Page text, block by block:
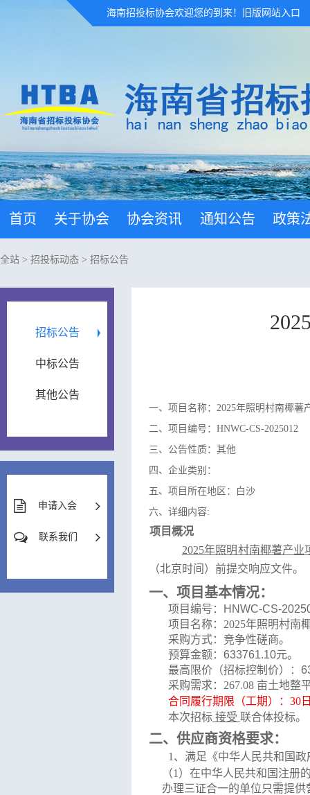
海南招投标协会欢迎您的到来！ 旧版网站入口
首页 关于协会 协会资讯 通知公告 政策
全站 > 招投标动态 > 招标公告
招标公告
中标公告
其他公告
申请入会
联系我们
一、项目名称：2025年照明村南椰薯
二、项目编号：HNWC-CS-2025012
三、公告性质：其他
四、企业类别：
五、项目所在地区：白沙
六、详细内容:
项目概况
2025年照明村南椰薯产业
（北京时间）前提交响应文件。
一、 项目基本情况：
项目编号：
HNWC-CS-
项目名称： 2025年照明村南
采购方式：竞争性磋商。
预算金额： 633761.10元。
最高限价 （招标控制价） ：
采购需求： 267.08 亩土地整
合同履行期限 （工期） ： 30
本次招标 接受 联合体投标。
二、 供应商资格要求：
1 、 满足《中华人民共和国
（1） 在中华人民共和国注册
办理三证合一的单位只需提